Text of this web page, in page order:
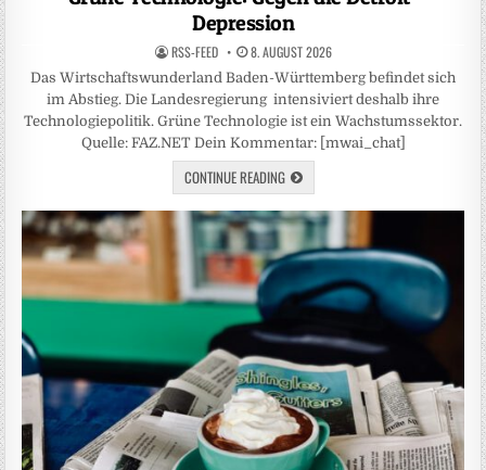
Depression
RSS-FEED 8. AUGUST 2026
Das Wirtschaftswunderland Baden-Württemberg befindet sich
im Abstieg. Die Landesregierung intensiviert deshalb ihre
Technologiepolitik. Grüne Technologie ist ein Wachstumssektor.
Quelle: FAZ.NET Dein Kommentar: [mwai_chat]
CONTINUE READING